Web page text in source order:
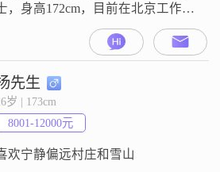
，身高172cm，目前在北京工作，
月收入在20001到50000元之间
##3002##我拥有博士学位，这让我
工作和生活中都更加注重细节和
辑性##3002##性格方面，我自认
是一个稳重可靠的人##3002##在
活中，我总是以一种成熟稳重的
度去面对各种挑战和问题
先生
岁 | 173cm
8001-12000元
欢宁静偏远村庄和雪山